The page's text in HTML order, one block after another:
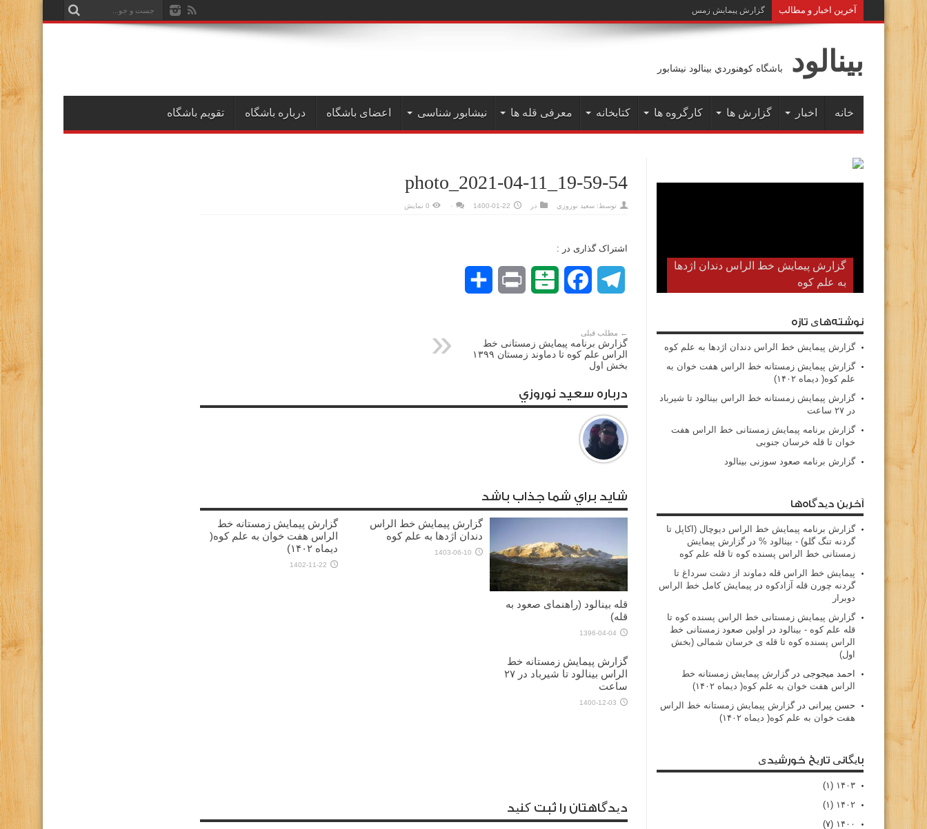
آخرين اخبار و مطالب گزارش پیمایش زمستانه خط الراس هفت خوان به
بينالود باشگاه كوهنوردي بينالود نيشابور
خانه اخبار گزارش ها کارگروه ها کتابخانه معرفی قله ها نیشابور شناسی اعضای باشگاه درباره باشگاه تقویم باشگاه
photo_2021-04-11_19-59-54
توسط: سعيد نوروزي در 1400-01-22 ۰ 0 نمایش
اشتراک گذاری در :
Telegram
Facebook
Balatarin
Print
← مطلب قبلی
گزارش برنامه پیمایش زمستانی خط
الراس علم کوه تا دماوند زمستان ۱۳۹۹
بخش اول
درباره سعيد نوروزي
شايد براي شما جذاب باشد
قله بینالود (راهنمای صعود به
قله)
1396-04-04
گزارش پیمایش خط الراس
دندان اژدها به علم کوه
1403-06-10
گزارش پیمایش زمستانه خط
الراس هفت خوان به علم کوه(
دیماه ۱۴۰۲)
1402-11-22
گزارش پیمایش زمستانه خط
الراس بینالود تا شیرباد در ۲۷
ساعت
1400-12-03
دیدگاهتان را ثبت کنید
گزارش پیمایش خط الراس دندان اژدها
به علم کوه
نوشته‌های تازه
گزارش پیمایش خط الراس دندان اژدها به علم کوه
گزارش پیمایش زمستانه خط الراس هفت خوان به
علم کوه( دیماه ۱۴۰۲)
گزارش پیمایش زمستانه خط الراس بینالود تا شیرباد
در ۲۷ ساعت
گزارش برنامه پیمایش زمستانی خط الراس هفت
خوان تا قله خرسان جنوبی
گزارش برنامه صعود سوزنی بینالود
آخرین دیدگاه‌ها
گزارش برنامه پيمايش خط الراس ديوچال (اكاپل تا
گردنه تنگ گلو) - بينالود % درگزارش پیمایش
زمستانی خط الراس پسنده کوه تا قله علم کوه
پيمايش خط الراس قله دماوند از دشت سرداغ تا
گردنه چورن قله آزادكوه در پیمایش کامل خط الراس
دوبرار
گزارش پیمایش زمستانی خط الراس پسنده کوه تا
قله علم کوه - بينالود در
اولین صعود زمستانی خط
الراس پسنده کوه تا قله ی خرسان شمالی (بخش
اول)
احمد میجوجی درگزارش پیمایش زمستانه خط
الراس هفت خوان به علم کوه( دیماه ۱۴۰۲)
حسن پیرانی درگزارش پیمایش زمستانه خط الراس
هفت خوان به علم کوه( دیماه ۱۴۰۲)
بایگانی تاریخ خورشیدی
۱۴۰۳ (۱)
۱۴۰۲ (۱)
۱۴۰۰ (۷)